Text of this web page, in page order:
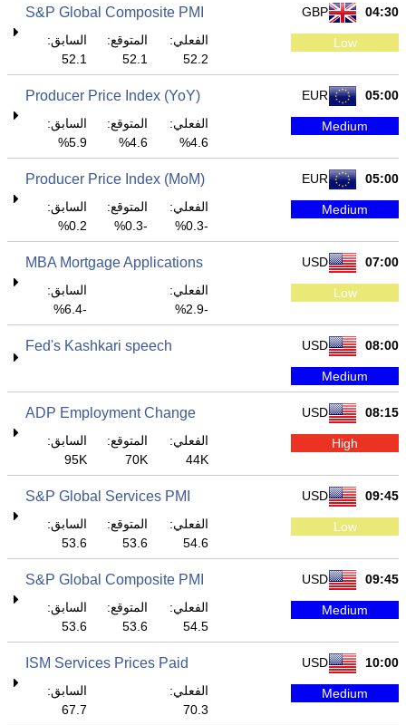
04:30
GBP
S&P Global Composite PMI
Low
الفعلي:
52.2
المتوقع:
52.1
السابق:
52.1
05:00
EUR
Producer Price Index (YoY)
Medium
الفعلي:
4.6%
المتوقع:
4.6%
السابق:
5.9%
05:00
EUR
Producer Price Index (MoM)
Medium
الفعلي:
-0.3%
المتوقع:
-0.3%
السابق:
0.2%
07:00
USD
MBA Mortgage Applications
Low
الفعلي:
-2.9%
السابق:
-6.4%
08:00
USD
Fed's Kashkari speech
Medium
08:15
USD
ADP Employment Change
High
الفعلي:
44K
المتوقع:
70K
السابق:
95K
09:45
USD
S&P Global Services PMI
Low
الفعلي:
54.6
المتوقع:
53.6
السابق:
53.6
09:45
USD
S&P Global Composite PMI
Medium
الفعلي:
54.5
المتوقع:
53.6
السابق:
53.6
10:00
USD
ISM Services Prices Paid
Medium
الفعلي:
70.3
السابق:
67.7